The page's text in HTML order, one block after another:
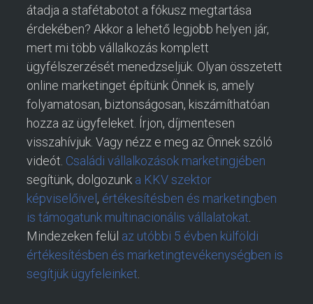
átadja a stafétabotot a fókusz megtartása
érdekében? Akkor a lehető legjobb helyen jár,
mert mi több vállalkozás komplett
ügyfélszerzését menedzseljük. Olyan összetett
online marketinget építünk Önnek is, amely
folyamatosan, biztonságosan, kiszámíthatóan
hozza az ügyfeleket. Írjon, díjmentesen
visszahívjuk. Vagy nézz e meg az Önnek szóló
videót. Családi vállalkozások marketingjében
segítünk, dolgozunk a KKV szektor
képviselőivel , értékesítésben és marketingben
is támogatunk multinacionális vállalatokat.
Mindezeken felül az utóbbi 5 évben külföldi
értékesítésben és marketingtevékenységben is
segítjük ügyfeleinket.